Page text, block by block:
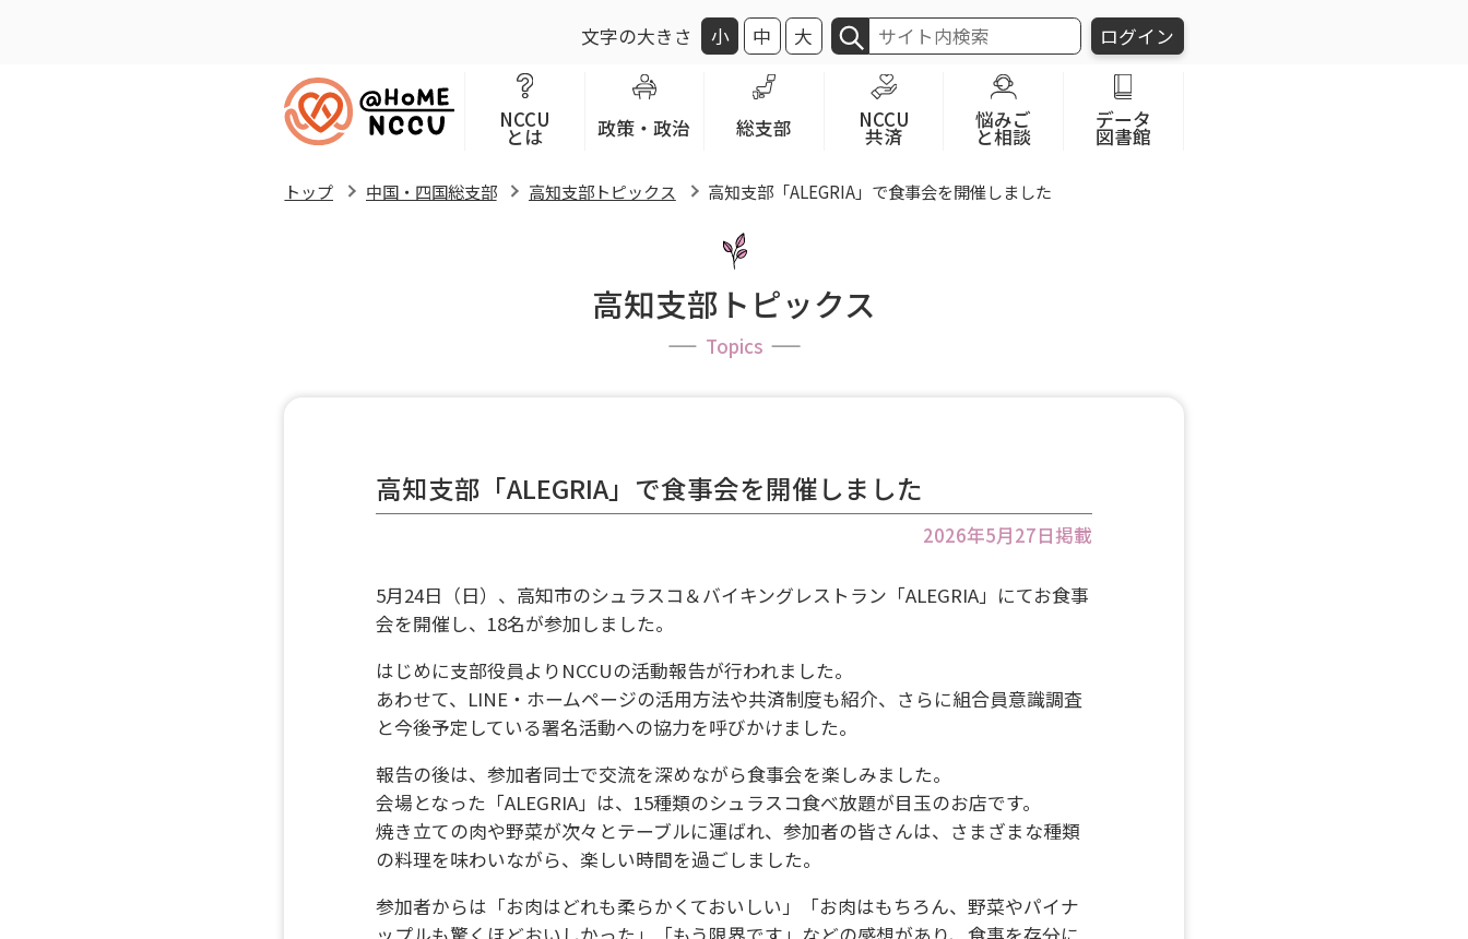
文字の大きさ 小 中 大 ログイン
NCCU
とは 政策・政治 総支部 NCCU
共済
悩みご
と相談
データ
図書館
トップ 中国・四国総支部 高知支部トピックス 高知支部「ALEGRIA」で食事会を開催しました
高知支部トピックス
Topics
高知支部「ALEGRIA」で食事会を開催しました
2026年5月27日掲載
5月24日（日）、高知市のシュラスコ＆バイキングレストラン「ALEGRIA」にてお食事
会を開催し、18名が参加しました。
はじめに支部役員よりNCCUの活動報告が行われました。
あわせて、LINE・ホームページの活用方法や共済制度も紹介、さらに組合員意識調査
と今後予定している署名活動への協力を呼びかけました。
報告の後は、参加者同士で交流を深めながら食事会を楽しみました。
会場となった「ALEGRIA」は、15種類のシュラスコ食べ放題が目玉のお店です。
焼き立ての肉や野菜が次々とテーブルに運ばれ、参加者の皆さんは、さまざまな種類
の料理を味わいながら、楽しい時間を過ごしました。
参加者からは「お肉はどれも柔らかくておいしい」「お肉はもちろん、野菜やパイナ